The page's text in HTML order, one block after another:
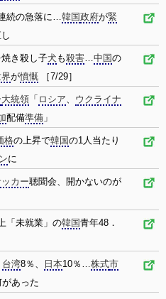
続の急落に…韓国政府が緊
焼き殺し子犬 も殺害…中国の
が憤慨 ［7/29］
大統領 「 ロシア、 ウクライナ
配備準備 」
格の上昇で韓国の1人当たり
に
カー聴聞会、開かないのが
「未就業」の韓国青年48．
台湾8％、 日本10％…株式市
あった